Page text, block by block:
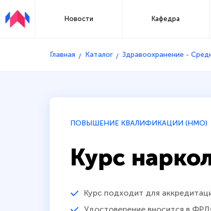
Новости Кафедра
Главная Каталог Здравоохранение -
ПОВЫШЕНИЕ КВАЛИФИКАЦИИ (НМО)
Курс
Курс подходит для